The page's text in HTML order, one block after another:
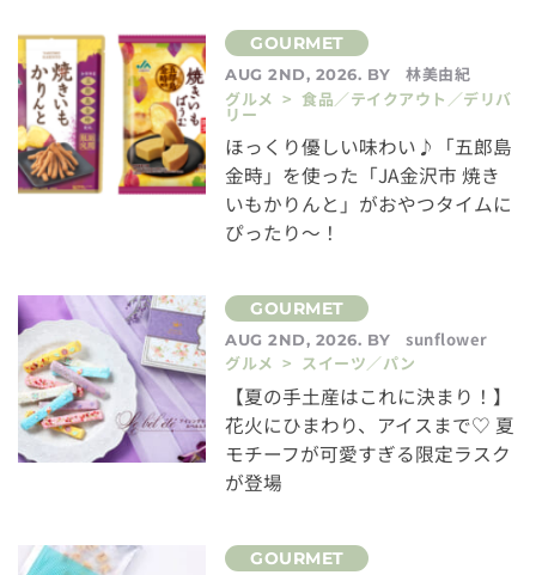
AUG 2ND, 2026. BY
林美由紀
グルメ > 食品／テイクアウト／デリバ
リー
ほっくり優しい味わい♪「五郎島
金時」を使った「JA金沢市 焼き
いもかりんと」がおやつタイムに
ぴったり～！
AUG 2ND, 2026. BY
sunflower
グルメ > スイーツ／パン
【夏の手土産はこれに決まり！】
花火にひまわり、アイスまで♡ 夏
モチーフが可愛すぎる限定ラスク
が登場